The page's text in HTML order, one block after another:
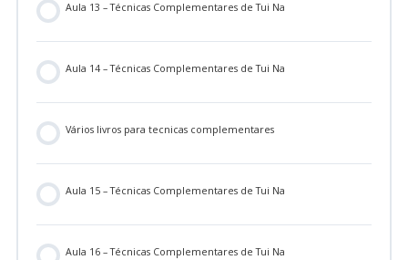
Aula 13 – Técnicas Complementares de Tui Na
Aula 14 – Técnicas Complementares de Tui Na
Vários livros para tecnicas complementares
Aula 15 – Técnicas Complementares de Tui Na
Aula 16 – Técnicas Complementares de Tui Na